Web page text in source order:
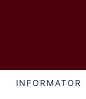
INFORMATOR